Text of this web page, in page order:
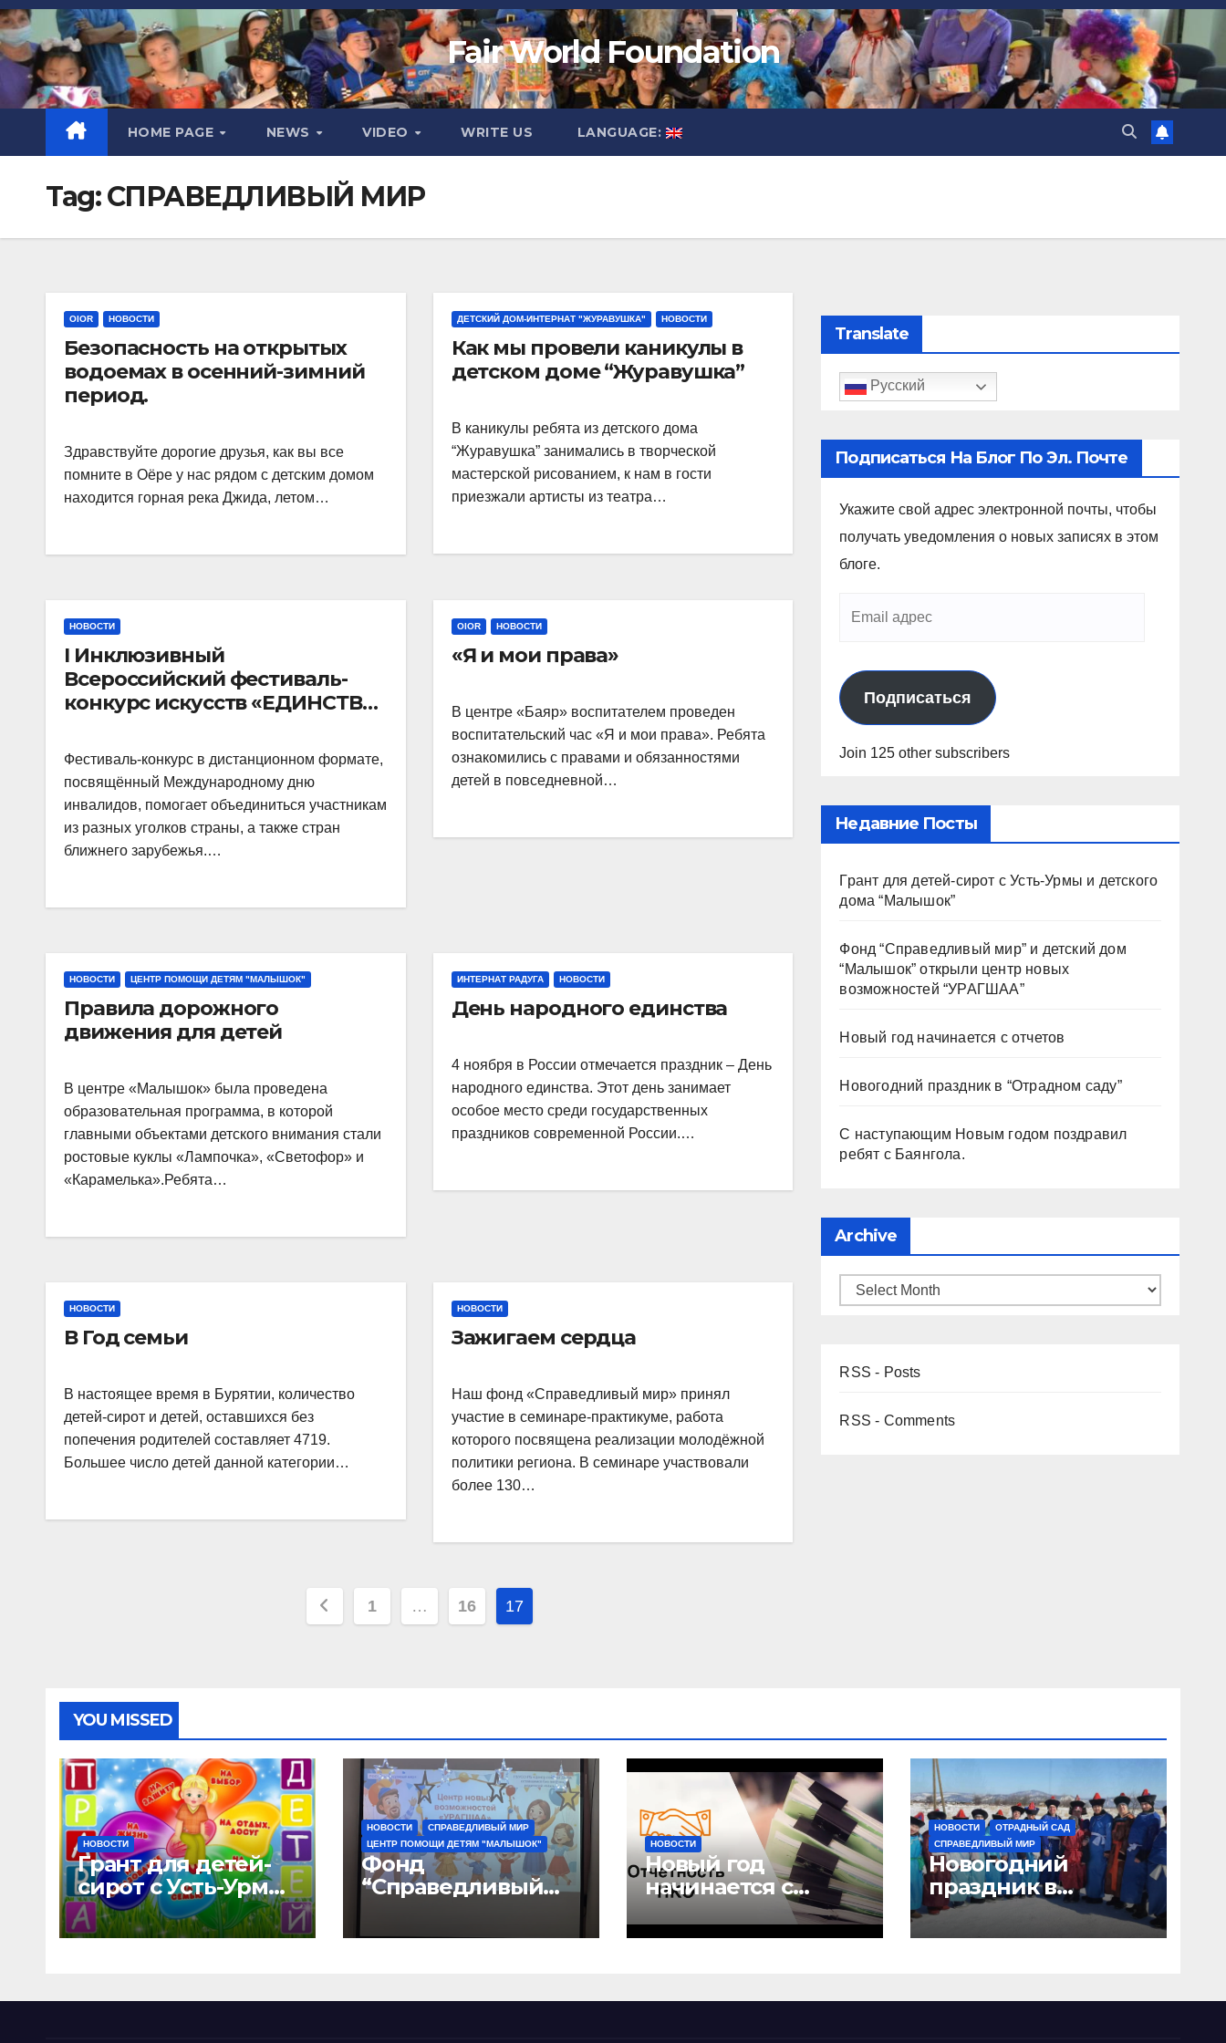
Fair World Foundation
HOME PAGE NEWS VIDEO WRITE US LANGUAGE:
Tag:СПРАВЕДЛИВЫЙ МИР
OIOR НОВОСТИ
Безопасность на открытых
водоемах в осенний-зимний
период.
Здравствуйте дорогие друзья, как вы все
помните в Оёре у нас рядом с детским домом
находится горная река Джида, летом…
ДЕТСКИЙ ДОМ-ИНТЕРНАТ "ЖУРАВУШКА" НОВОСТИ
Как мы провели каникулы в
детском доме “Журавушка”
В каникулы ребята из детского дома
“Журавушка” занимались в творческой
мастерской рисованием, к нам в гости
приезжали артисты из театра…
НОВОСТИ
I Инклюзивный
Всероссийский фестиваль-
конкурс искусств «ЕДИНСТВО
Фестиваль-конкурс в дистанционном формате,
посвящённый Международному дню
инвалидов, помогает объединиться участникам
из разных уголков страны, а также стран
ближнего зарубежья.…
OIOR НОВОСТИ
«Я и мои права»
В центре «Баяр» воспитателем проведен
воспитательский час «Я и мои права». Ребята
ознакомились с правами и обязанностями
детей в повседневной…
НОВОСТИ ЦЕНТР ПОМОЩИ ДЕТЯМ "МАЛЫШОК"
Правила дорожного
движения для детей
В центре «Малышок» была проведена
образовательная программа, в которой
главными объектами детского внимания стали
ростовые куклы «Лампочка», «Светофор» и
«Карамелька».Ребята…
ИНТЕРНАТ РАДУГА НОВОСТИ
День народного единства
4 ноября в России отмечается праздник – День
народного единства. Этот день занимает
особое место среди государственных
праздников современной России.…
НОВОСТИ
В Год семьи
В настоящее время в Бурятии, количество
детей-сирот и детей, оставшихся без
попечения родителей составляет 4719.
Большее число детей данной категории…
НОВОСТИ
Зажигаем сердца
Наш фонд «Справедливый мир» принял
участие в семинаре-практикуме, работа
которого посвящена реализации молодёжной
политики региона. В семинаре участвовали
более 130…
1 … 16 17
Translate
Русский
Подписаться На Блог По Эл. Почте
Укажите свой адрес электронной почты, чтобы
получать уведомления о новых записях в этом
блоге.
Подписаться
Join 125 other subscribers
Недавние Посты
Грант для детей-сирот с Усть-Урмы и детского
дома “Малышок”
Фонд “Справедливый мир” и детский дом
“Малышок” открыли центр новых
возможностей “УРАГШАА”
Новый год начинается с отчетов
Новогодний праздник в “Отрадном саду”
С наступающим Новым годом поздравил
ребят с Баянгола.
Archive
RSS - Posts
RSS - Comments
YOU MISSED
НОВОСТИ
Грант для детей-
сирот с Усть-Урмы
и детского дома
“Малышок”
НОВОСТИ
СПРАВЕДЛИВЫЙ МИР
ЦЕНТР ПОМОЩИ ДЕТЯМ "МАЛЫШОК"
Фонд
“Справедливый
дом “Малышок”
возможностей
НОВОСТИ
Новый год
начинается с
НОВОСТИ
ОТРАДНЫЙ САД
СПРАВЕДЛИВЫЙ МИР
Новогодний
праздник в
“Отрадном саду”